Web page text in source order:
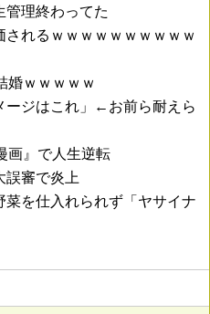
管理終わってた
されるｗｗｗｗｗｗｗｗｗｗ
婚ｗｗｗｗｗ
ージはこれ」←お前ら耐えら
画』で人生逆転
誤審で炎上
を仕入れられず「ヤサイナ